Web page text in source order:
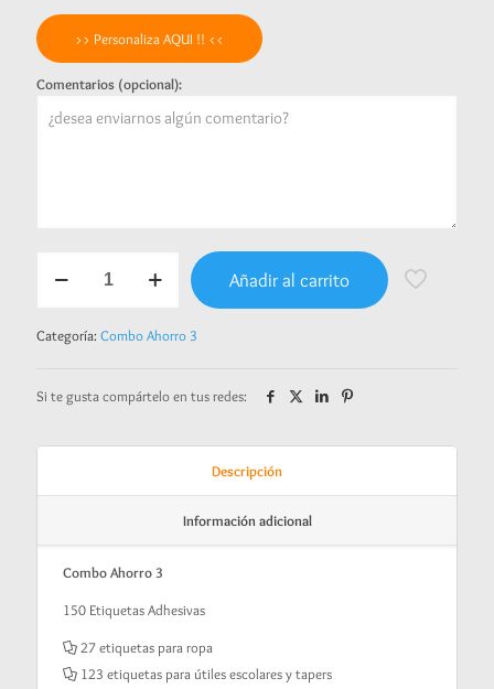
>> Personaliza AQUI !! <<
Comentarios (opcional):
Ahorro
Llamita
Añadir al carrito
Categoría: Combo Ahorro 3
Si te gusta compártelo en tus redes:
Descripción
Información adicional
Combo Ahorro 3
150 Etiquetas Adhesivas
27 etiquetas para ropa
123 etiquetas para útiles escolares y tapers